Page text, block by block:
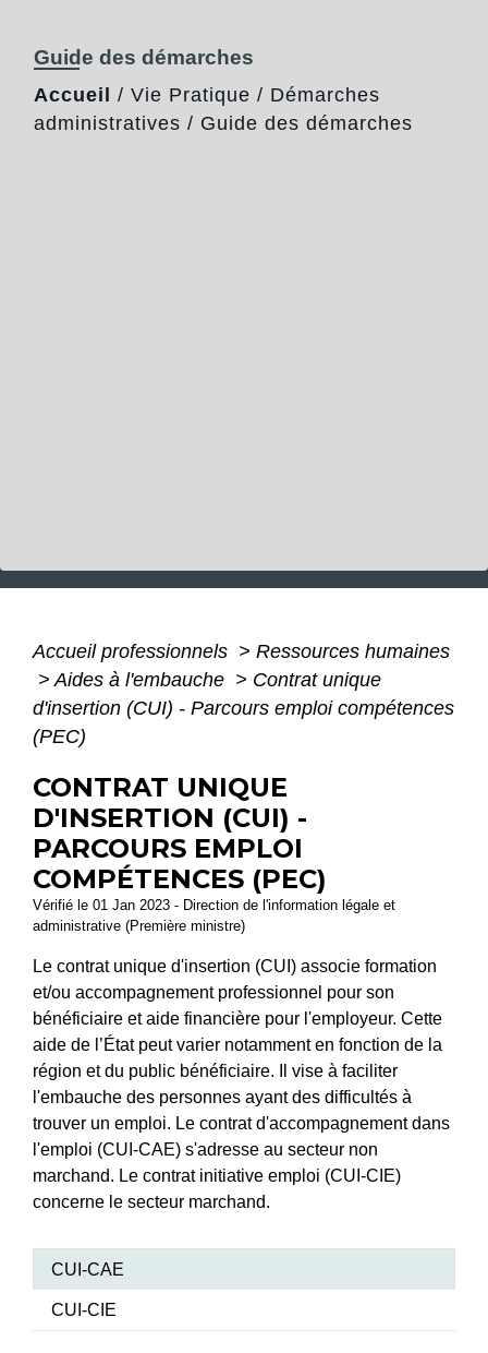
Guide des démarches
Accueil / Vie Pratique / Démarches
administratives / Guide des démarches
Accueil professionnels > Ressources humaines
> Aides à l'embauche > Contrat unique
d'insertion (CUI) - Parcours emploi compétences
(PEC)
CONTRAT UNIQUE
D'INSERTION (CUI) -
PARCOURS EMPLOI
COMPÉTENCES (PEC)
Vérifié le 01 Jan 2023 - Direction de l'information légale et
administrative (Première ministre)
Le contrat unique d'insertion (CUI) associe formation
et/ou accompagnement professionnel pour son
bénéficiaire et aide financière pour l'employeur. Cette
aide de l’État peut varier notamment en fonction de la
région et du public bénéficiaire. Il vise à faciliter
l'embauche des personnes ayant des difficultés à
trouver un emploi. Le contrat d'accompagnement dans
l'emploi (CUI-CAE) s'adresse au secteur non
marchand. Le contrat initiative emploi (CUI-CIE)
concerne le secteur marchand.
CUI-CAE
CUI-CIE